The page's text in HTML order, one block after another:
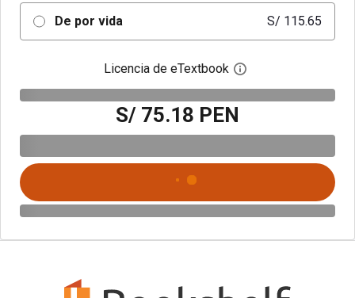
De por vida S/ 115.65
Licencia de eTextbook Abre el cuadro de
S/ 75.18 PEN